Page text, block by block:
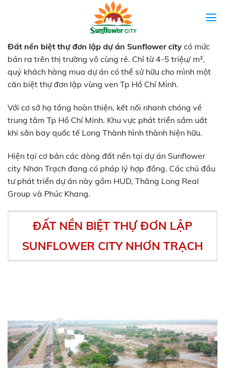
Đất nền biệt thự đơn lập dự án Sunflower city có mức
bán ra trên thị trường vô cùng rẻ. Chỉ từ 4-5 triệu/ m²,
quý khách hàng mua dự án có thể sử hữu cho mình một
căn biệt thự đơn lập vùng ven Tp Hồ Chí Minh.
Với cơ sở hạ tầng hoàn thiện, kết nối nhanh chóng về
trung tâm Tp Hồ Chí Minh. Khu vực phát triển sầm uất
khi sân bay quốc tế Long Thành hình thành hiện hữu.
Hiện tại cơ bản các dòng đất nền tại dự án Sunflower
city Nhơn Trạch đang có pháp lý hợp đồng. Các chủ đầu
tư phát triển dự án này gồm HUD, Thăng Long Real
Group và Phúc Khang.
ĐẤT NỀN BIỆT THỰ ĐƠN LẬP
SUNFLOWER CITY NHƠN TRẠCH